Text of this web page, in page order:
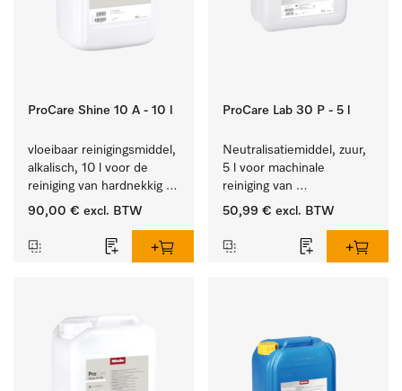
ProCare Shine 10 A - 10 l
vloeibaar reinigingsmiddel,
alkalisch, 10 l voor de
reiniging van hardnekkig
vuil op serviesgoed,
90,00 € excl. BTW
ProCare Lab 30 P - 5 l
Neutralisatiemiddel, zuur,
5 l voor machinale
reiniging van
laboratoriumglaswerk en -
50,99 € excl. BTW